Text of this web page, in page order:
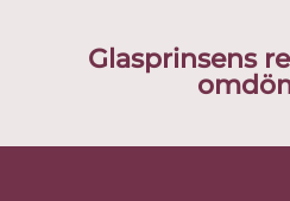
Glasprinsens